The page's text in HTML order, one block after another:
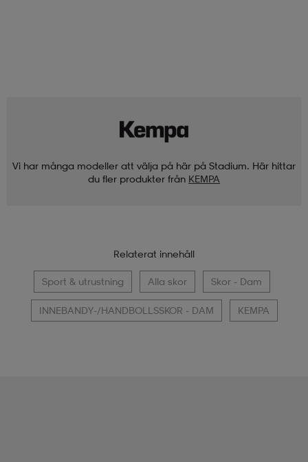
Vi har många modeller att välja på här på Stadium. Här hittar
du fler produkter från KEMPA
Relaterat innehåll
Sport & utrustning Alla skor Skor - Dam
INNEBANDY-/HANDBOLLSSKOR - DAM KEMPA